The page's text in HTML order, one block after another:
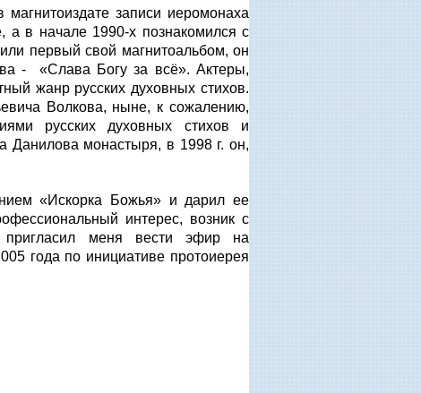
записи иеромонаха
а в начале 1990-х познакомился с
первый свой магнитоальбом, он
- «Слава Богу за всё». Актеры,
жанр русских духовных стихов.
Волкова, ныне, к сожалению,
русских духовных стихов и
Данилова монастыря, в 1998 г. он,
«Искорка Божья» и дарил ее
интерес, возник с
меня вести эфир на
года по инициативе протоиерея